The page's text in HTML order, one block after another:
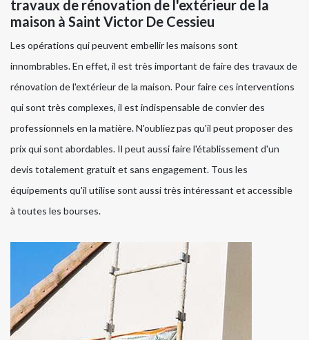
travaux de rénovation de l'extérieur de la
maison à Saint Victor De Cessieu
Les opérations qui peuvent embellir les maisons sont
innombrables. En effet, il est très important de faire des travaux de
rénovation de l'extérieur de la maison. Pour faire ces interventions
qui sont très complexes, il est indispensable de convier des
professionnels en la matière. N'oubliez pas qu'il peut proposer des
prix qui sont abordables. Il peut aussi faire l'établissement d'un
devis totalement gratuit et sans engagement. Tous les
équipements qu'il utilise sont aussi très intéressant et accessible
à toutes les bourses.